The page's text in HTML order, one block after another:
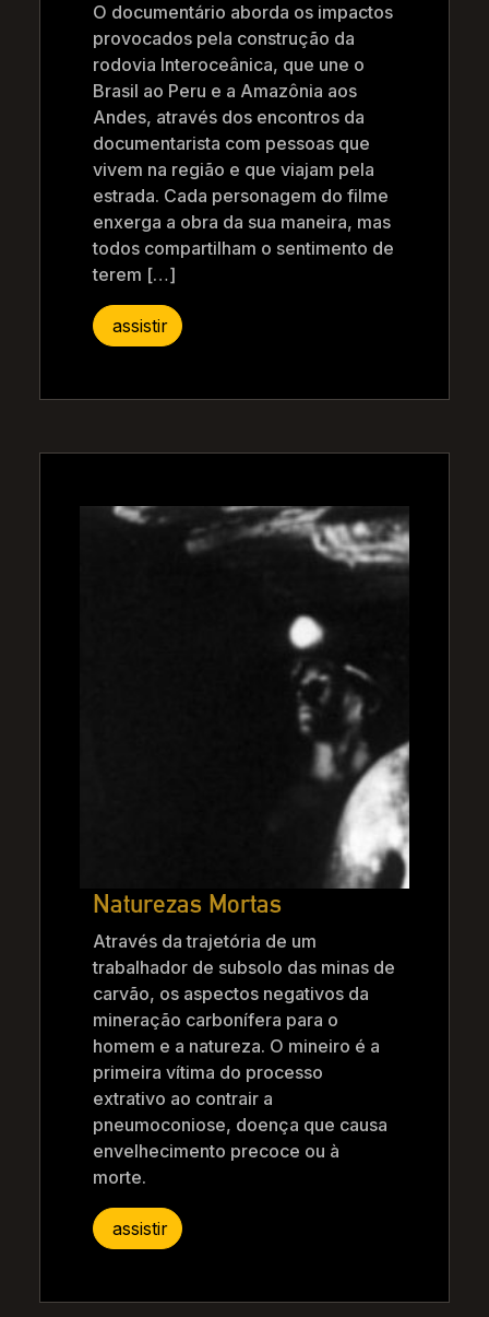
O documentário aborda os impactos
provocados pela construção da
rodovia Interoceânica, que une o
Brasil ao Peru e a Amazônia aos
Andes, através dos encontros da
documentarista com pessoas que
vivem na região e que viajam pela
estrada. Cada personagem do filme
enxerga a obra da sua maneira, mas
todos compartilham o sentimento de
terem […]
assistir
Naturezas Mortas
Através da trajetória de um
trabalhador de subsolo das minas de
carvão, os aspectos negativos da
mineração carbonífera para o
homem e a natureza. O mineiro é a
primeira vítima do processo
extrativo ao contrair a
pneumoconiose, doença que causa
envelhecimento precoce ou à
morte.
assistir